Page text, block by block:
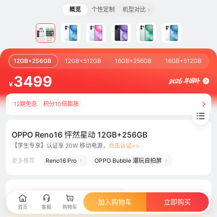
概览 个性定制 机型对比
12GB+256GB 12GB+512GB 16GB+256GB 16GB+512GB
￥3499
12期免息 积分10倍膨胀
OPPO Reno16 怦然星动 12GB+256GB
【学生专享】认证享 20W 移动电源， 点击认证>>
更多推荐 Reno16 Pro OPPO Bubble 潮玩自拍屏
活动 【学生专享】购机赠20W 10000 共2个
首页 客服 购物车
加入购物车 立即购买